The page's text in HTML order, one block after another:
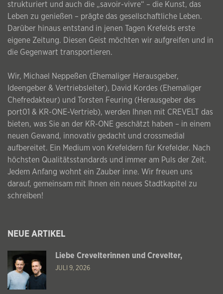
strukturiert und auch die „savoir-vivre“ – die Kunst, das
Leben zu genießen – prägte das gesellschaftliche Leben.
Darüber hinaus entstand in jenen Tagen Krefelds erste
eigene Zeitung. Diesen Geist möchten wir aufgreifen und in
die Gegenwart transportieren.
Wir, Michael Neppeßen (Ehemaliger Herausgeber,
Ideengeber & Vertriebsleiter), David Kordes (Ehemaliger
Chefredakteur) und Torsten Feuring (Herausgeber des
port01 & KR-ONE-Vertrieb), werden Ihnen mit CREVELT das
bieten, was Sie an der KR-ONE geschätzt haben – in einem
neuen Gewand, innovativ gedacht und crossmedial
aufbereitet. Ein Medium von Krefeldern für Krefelder. Nach
höchsten Qualitätsstandards und immer am Puls der Zeit.
Jedem Anfang wohnt ein Zauber inne. Wir freuen uns
darauf, gemeinsam mit Ihnen ein neues Stadtkapitel zu
schreiben!
NEUE ARTIKEL
Liebe Crevelterinnen und Crevelter,
JULI 9, 2026